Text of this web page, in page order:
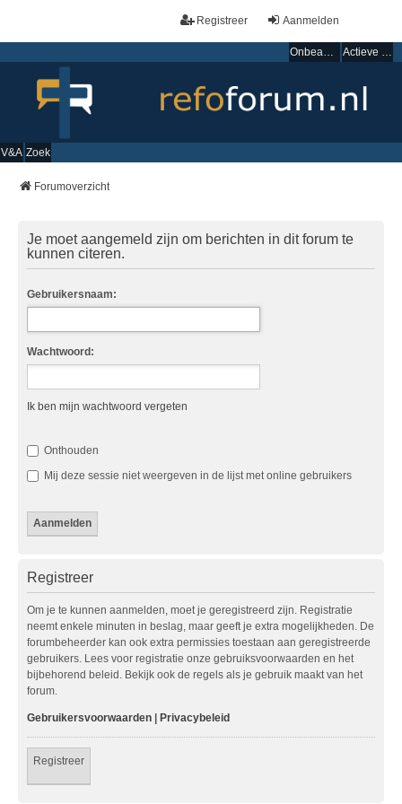
Aanmelden
Registreer
Onbeantwoorde onderwerpen Actieve onderwerpen
V&A Zoek
Forumoverzicht
Je moet aangemeld zijn om berichten in dit forum te
kunnen citeren.
Gebruikersnaam:
Wachtwoord:
Ik ben mijn wachtwoord vergeten
Onthouden
Mij deze sessie niet weergeven in de lijst met online gebruikers
Registreer
Om je te kunnen aanmelden, moet je geregistreerd zijn. Registratie
neemt enkele minuten in beslag, maar geeft je extra mogelijkheden. De
forumbeheerder kan ook extra permissies toestaan aan geregistreerde
gebruikers. Lees voor registratie onze gebruiksvoorwaarden en het
bijbehorend beleid. Bekijk ook de regels als je gebruik maakt van het
forum.
Gebruikersvoorwaarden | Privacybeleid
Registreer